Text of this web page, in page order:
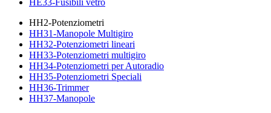
HE33-Fusibili vetro
HH2-Potenziometri
HH31-Manopole Multigiro
HH32-Potenziometri lineari
HH33-Potenziometri multigiro
HH34-Potenziometri per Autoradio
HH35-Potenziometri Speciali
HH36-Trimmer
HH37-Manopole